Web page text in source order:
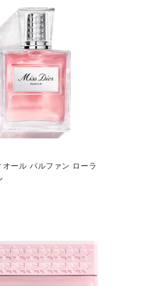
オール パルファン ローラ